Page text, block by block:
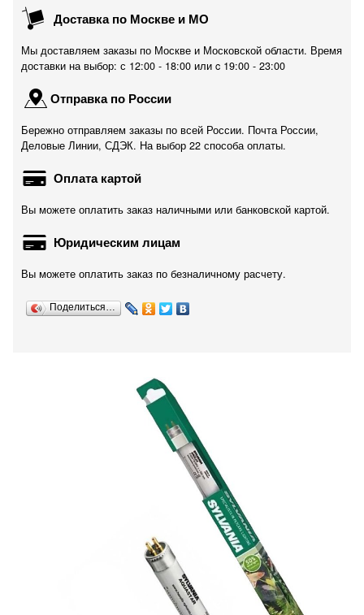
Доставка по Москве и МО
Мы доставляем заказы по Москве и Московской области. Время
доставки на выбор: с 12:00 - 18:00 или c 19:00 - 23:00
Отправка по России
Бережно отправляем заказы по всей России. Почта России,
Деловые Линии, СДЭК. На выбор 22 способа оплаты.
Оплата картой
Вы можете оплатить заказ наличными или банковской картой.
Юридическим лицам
Вы можете оплатить заказ по безналичному расчету.
Поделиться…